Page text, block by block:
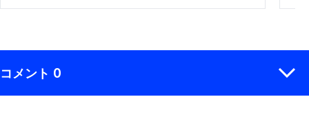
コメント 0